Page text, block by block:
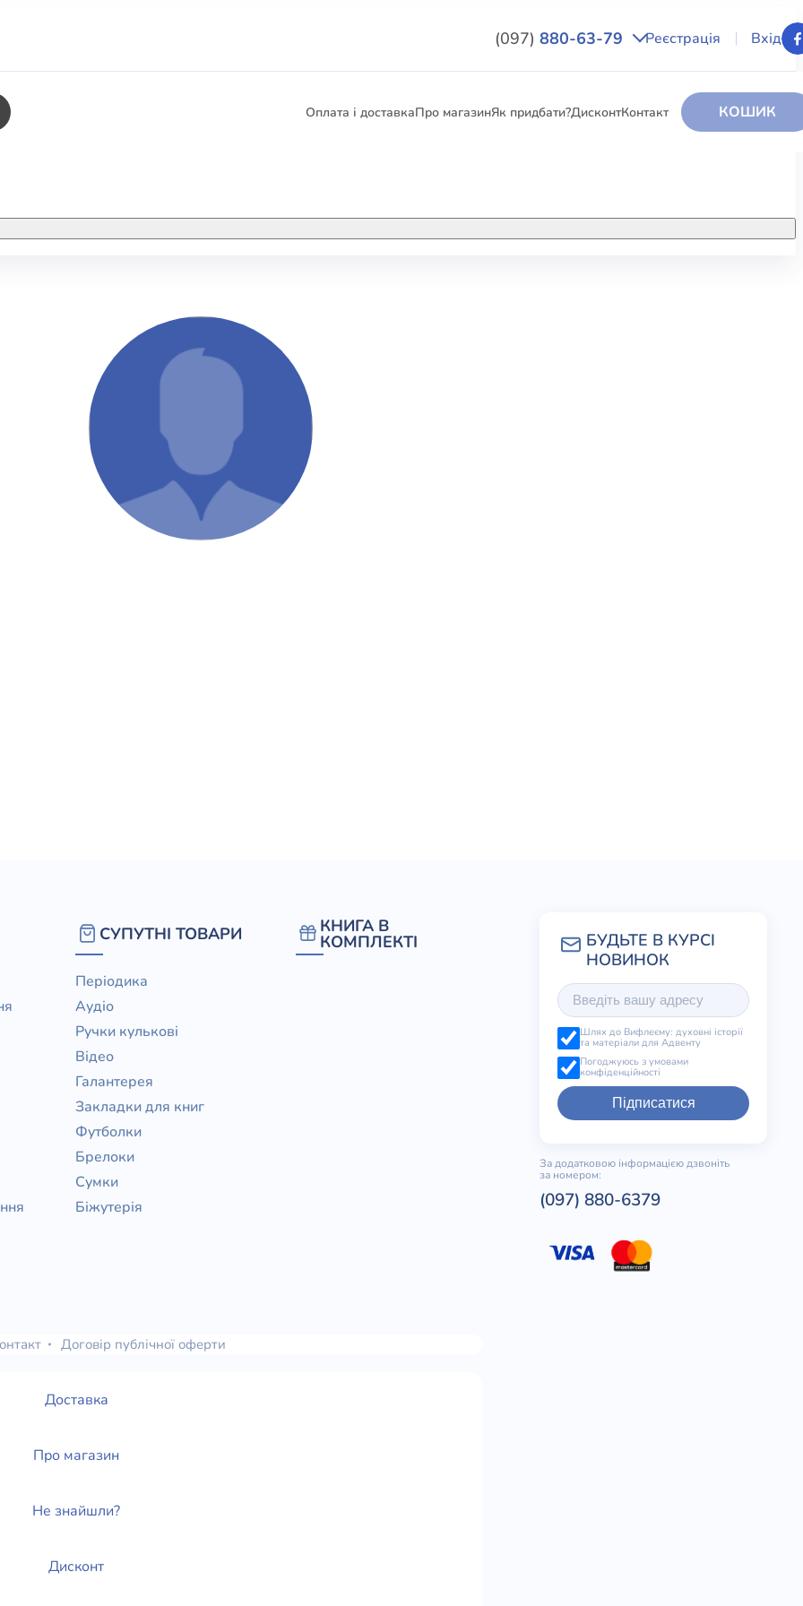
(097) 880-63-79 Реєстрація Вхід
Оплата і доставкаПро магазинЯк придбати?ДисконтКонтакт КОШИК
консультування
ЕЛЕКТРОННІ КНИГИ
КНИГА В КОМПЛЕКТІ
СУПУТНІ ТОВАРИ
Періодика
Аудіо
Ручки кулькові
Відео
Галантерея
Закладки для книг
Футболки
Брелоки
Сумки
Біжутерія
КНИГА В
КОМПЛЕКТІ
Шлях до Вифлеєму: духовні історії
та матеріали для Адвенту
Погоджуюсь з умовами
конфіденційності
Підписатися
За додатковою інформацією дзвоніть
за номером:
(097) 880-6379
Договір публічної оферти
Доставка
Про магазин
Не знайшли?
Дисконт